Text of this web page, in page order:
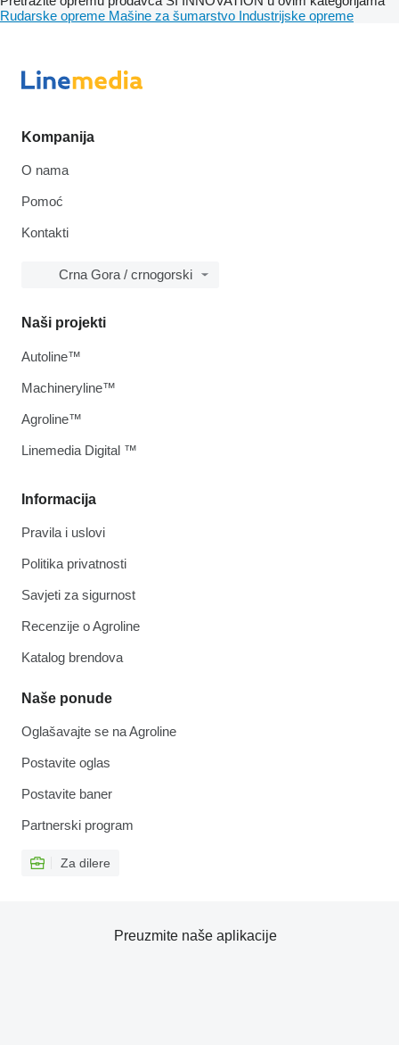
Rudarske opreme Mašine za šumarstvo Industrijske opreme
Kompanija
O nama
Pomoć
Kontakti
Crna Gora / crnogorski
Informacija
Pravila i uslovi
Politika privatnosti
Savjeti za sigurnost
Recenzije o Agroline
Katalog brendova
Naše ponude
Oglašavajte se na Agroline
Postavite oglas
Postavite baner
Partnerski program
Za dilere
Naši projekti
Autoline™
Machineryline™
Agroline™
Linemedia Digital ™
Preuzmite naše aplikacije